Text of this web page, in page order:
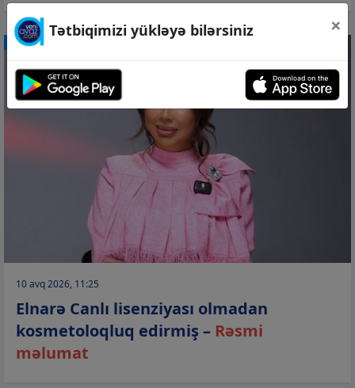
CƏMİYYƏT
10 avq 2026, 11:25
Elnarə Canlı lisenziyası olmadan
kosmetoloqluq edirmiş – Rəsmi
məlumat
Tətbiqimizi yükləyə bilərsiniz ×